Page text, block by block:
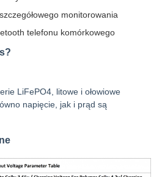
monitorowania
telefonu komórkowego
LiFePO4, litowe i ołowiowe
napięcie, jak i prąd są